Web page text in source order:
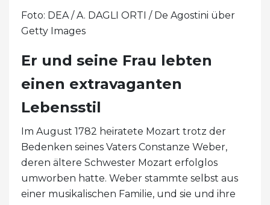
Foto: DEA / A. DAGLI ORTI / De Agostini über
Getty Images
Er und seine Frau lebten
einen extravaganten
Lebensstil
Im August 1782 heiratete Mozart trotz der
Bedenken seines Vaters Constanze Weber,
deren ältere Schwester Mozart erfolglos
umworben hatte. Weber stammte selbst aus
einer musikalischen Familie, und sie und ihre